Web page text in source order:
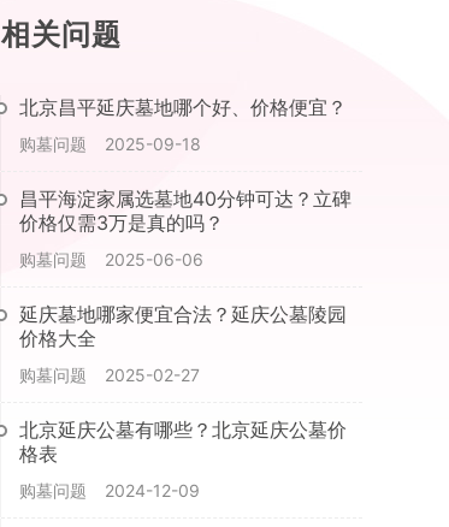
相关问题
北京昌平延庆墓地哪个好、价格便宜？
购墓问题 2025-09-18
昌平海淀家属选墓地40分钟可达？立碑
价格仅需3万是真的吗？
购墓问题 2025-06-06
延庆墓地哪家便宜合法？延庆公墓陵园
价格大全
购墓问题 2025-02-27
北京延庆公墓有哪些？北京延庆公墓价
格表
购墓问题 2024-12-09